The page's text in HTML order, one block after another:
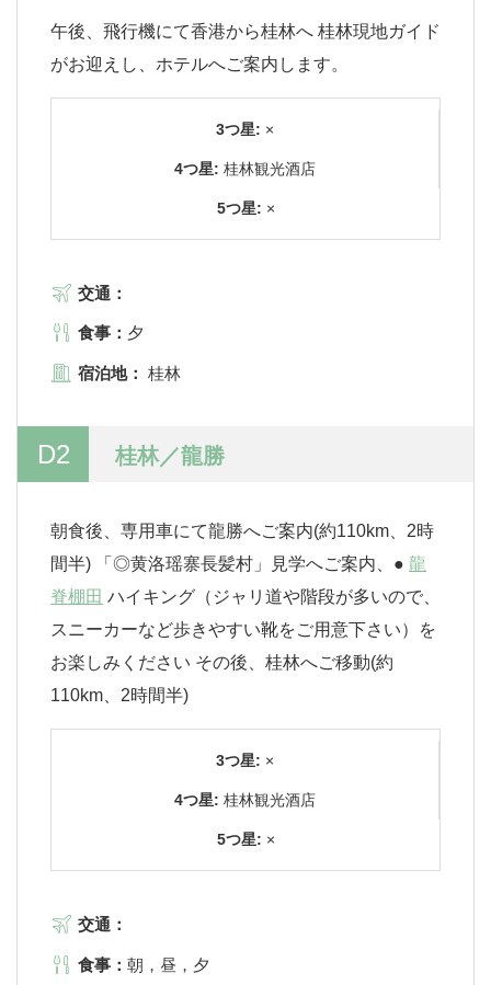
午後、飛行機にて香港から桂林へ 桂林現地ガイド
がお迎えし、ホテルへご案内します。
3つ星: ×
4つ星: 桂林観光酒店
5つ星: ×
交通：
食事： 夕
宿泊地： 桂林
D2 桂林／龍勝
朝食後、専用車にて龍勝へご案内(約110km、2時
間半) 「◎黄洛瑶寨長髪村」見学へご案内、● 龍
脊棚田 ハイキング（ジャリ道や階段が多いので、
スニーカーなど歩きやすい靴をご用意下さい）を
お楽しみください その後、桂林へご移動(約
110km、2時間半)
3つ星: ×
4つ星: 桂林観光酒店
5つ星: ×
交通：
食事： 朝，昼，夕